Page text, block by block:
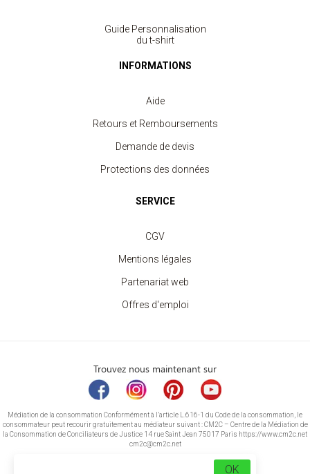
Guide Personnalisation
du t-shirt
INFORMATIONS
Aide
Retours et Remboursements
Demande de devis
Protections des données
SERVICE
CGV
Mentions légales
Partenariat web
Offres d'emploi
Trouvez nous maintenant sur
Médiation de la consommation Conformément à l’article L.616-1 du Code de la consommation, le
consommateur peut recourir gratuitement au médiateur suivant : CM2C – Centre de la Médiation de
la Consommation de Conciliateurs de Justice 14 rue Saint Jean 75017 Paris https://www.cm2c.net
cm2c@cm2c.net
OK